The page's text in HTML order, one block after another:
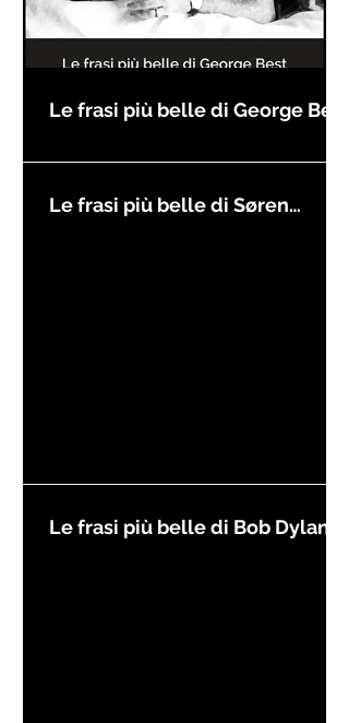
Le frasi più belle di George Best
Le frasi più belle di Søren
Le frasi più belle di Bob Dylan